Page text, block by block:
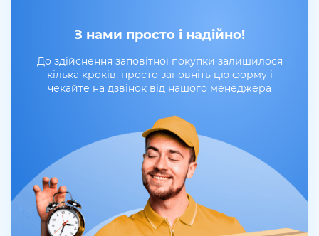
З нами просто і надійно!
До здійснення заповітної покупки залишилося
кілька кроків, просто заповніть цю форму і
чекайте на дзвінок від нашого менеджера